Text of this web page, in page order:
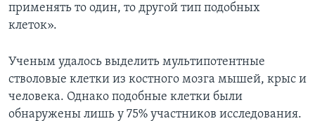
применять то один, то другой тип подобных
клеток».
Ученым удалось выделить мультипотентные
стволовые клетки из костного мозга мышей, крыс и
человека. Однако подобные клетки были
обнаружены лишь у 75% участников исследования.